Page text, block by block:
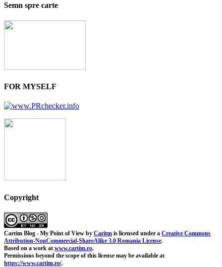
Semn spre carte
FOR MYSELF
Copyright
Cartim Blog - My Point of View by Caritm is licensed under a Creative Commons
Attribution-NonCommercial-ShareAlike 3.0 Romania License.
Based on a work at www.cartim.ro.
Permissions beyond the scope of this license may be available at
https://www.cartim.ro/.